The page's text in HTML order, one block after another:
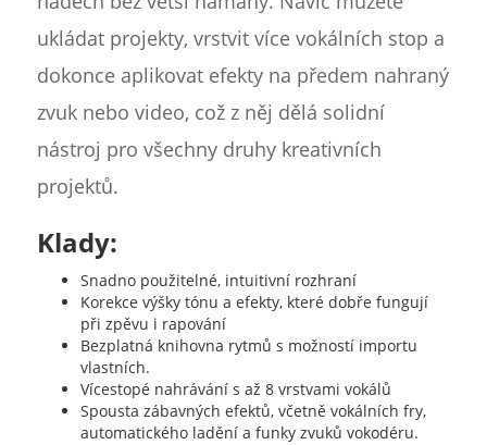
ukládat projekty, vrstvit více vokálních stop a
dokonce aplikovat efekty na předem nahraný
zvuk nebo video, což z něj dělá solidní
nástroj pro všechny druhy kreativních
projektů.
Klady:
Snadno použitelné, intuitivní rozhraní
Korekce výšky tónu a efekty, které dobře fungují
při zpěvu i rapování
Bezplatná knihovna rytmů s možností importu
vlastních.
Vícestopé nahrávání s až 8 vrstvami vokálů
Spousta zábavných efektů, včetně vokálních fry,
automatického ladění a funky zvuků vokodéru.